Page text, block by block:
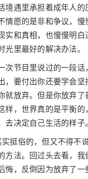
境遇里承担着成年人的
情愿的是非和争议，慢
实和真相，也慢慢明白
光里最好的解决办法。
次节目里说过的一段话
，要付出你还要学会坚
就放弃。但是你放弃了
样，世界真的是平衡的
去决定自己生活的样子
挺俗的，但又不得不
方法。回过头去看，我
悔，反倒因为放弃了一